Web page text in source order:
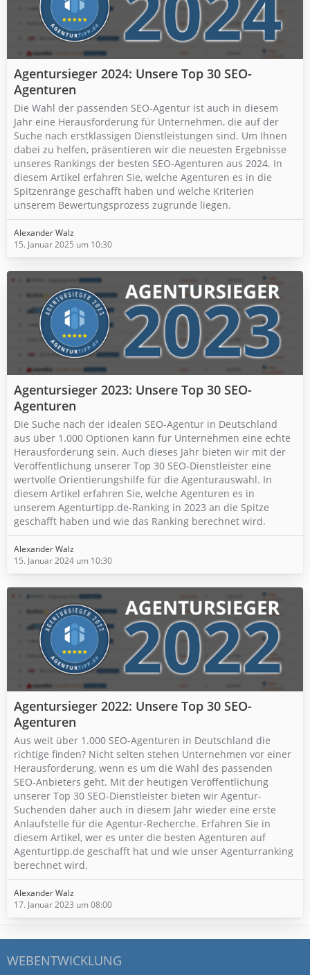
Agentursieger 2024: Unsere Top 30 SEO-
Agenturen
Die Wahl der passenden SEO-Agentur ist auch in diesem
Jahr eine Herausforderung für Unternehmen, die auf der
Suche nach erstklassigen Dienstleistungen sind. Um Ihnen
dabei zu helfen, präsentieren wir die neuesten Ergebnisse
unseres Rankings der besten SEO-Agenturen aus 2024. In
diesem Artikel erfahren Sie, welche Agenturen es in die
Spitzenränge geschafft haben und welche Kriterien
unserem Bewertungsprozess zugrunde liegen.
Alexander Walz
15. Januar 2025 um 10:30
Agentursieger 2023: Unsere Top 30 SEO-
Agenturen
Die Suche nach der idealen SEO-Agentur in Deutschland
aus über 1.000 Optionen kann für Unternehmen eine echte
Herausforderung sein. Auch dieses Jahr bieten wir mit der
Veröffentlichung unserer Top 30 SEO-Dienstleister eine
wertvolle Orientierungshilfe für die Agenturauswahl. In
diesem Artikel erfahren Sie, welche Agenturen es in
unserem Agenturtipp.de-Ranking in 2023 an die Spitze
geschafft haben und wie das Ranking berechnet wird.
Alexander Walz
15. Januar 2024 um 10:30
Agentursieger 2022: Unsere Top 30 SEO-
Agenturen
Aus weit über 1.000 SEO-Agenturen in Deutschland die
richtige finden? Nicht selten stehen Unternehmen vor einer
Herausforderung, wenn es um die Wahl des passenden
SEO-Anbieters geht. Mit der heutigen Veröffentlichung
unserer Top 30 SEO-Dienstleister bieten wir Agentur-
Suchenden daher auch in diesem Jahr wieder eine erste
Anlaufstelle für die Agentur-Recherche. Erfahren Sie in
diesem Artikel, wer es unter die besten Agenturen auf
Agenturtipp.de geschafft hat und wie unser Agenturranking
berechnet wird.
Alexander Walz
17. Januar 2023 um 08:00
WEBENTWICKLUNG